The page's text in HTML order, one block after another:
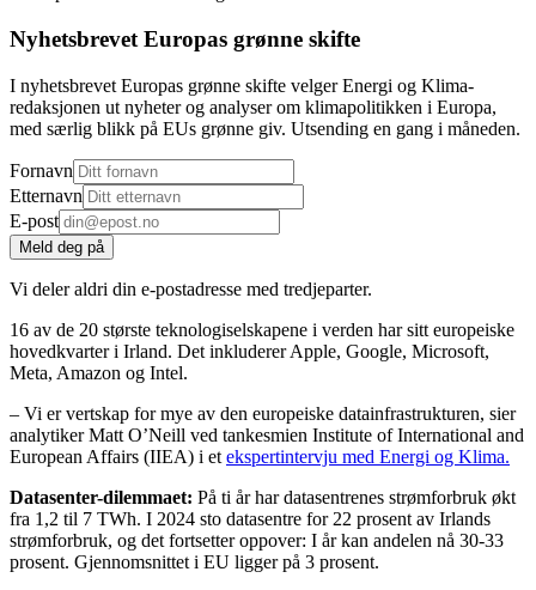
Nyhetsbrevet Europas grønne skifte
I nyhetsbrevet Europas grønne skifte velger Energi og Klima-
redaksjonen ut nyheter og analyser om klimapolitikken i Europa,
med særlig blikk på EUs grønne giv. Utsending en gang i måneden.
Fornavn
Etternavn
E-post
Meld deg på
Vi deler aldri din e-postadresse med tredjeparter.
16 av de 20 største teknologiselskapene i verden har sitt europeiske
hovedkvarter i Irland. Det inkluderer Apple, Google, Microsoft,
Meta, Amazon og Intel.
– Vi er vertskap for mye av den europeiske datainfrastrukturen, sier
analytiker Matt O’Neill ved tankesmien Institute of International and
European Affairs (IIEA) i et ekspertintervju med Energi og Klima.
Datasenter-dilemmaet: På ti år har datasentrenes strømforbruk økt
fra 1,2 til 7 TWh. I 2024 sto datasentre for 22 prosent av Irlands
strømforbruk, og det fortsetter oppover: I år kan andelen nå 30-33
prosent. Gjennomsnittet i EU ligger på 3 prosent.